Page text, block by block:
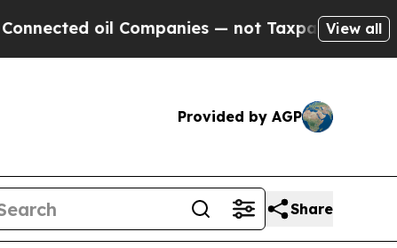
Companies — not Taxpayers — the Chance
View all
Provided by AGP
Share